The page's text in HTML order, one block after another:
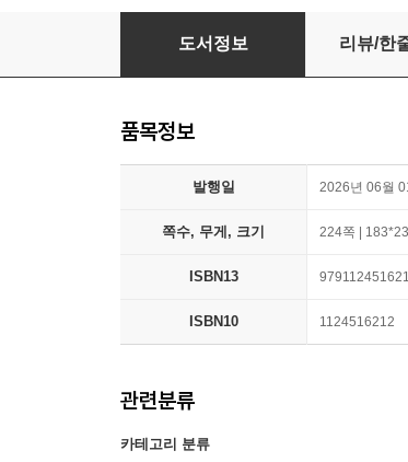
유튜브 AI 비서 고용하기 제미나이
도서정보 리뷰/한
품목정보
발행일 2026년 06월
쪽수, 무게, 크기 224쪽 |
ISBN13
ISBN10 1124516212
관련분류
카테고리 분류